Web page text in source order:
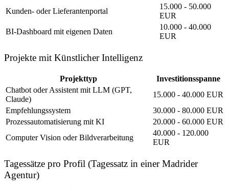
Kunden- oder Lieferantenportal
15.000 - 50.000
EUR
BI-Dashboard mit eigenen Daten
10.000 - 40.000
EUR
Projekte mit Künstlicher Intelligenz
Projekttyp
Investitionsspanne
Chatbot oder Assistent mit LLM (GPT,
Claude)
15.000 - 40.000 EUR
Empfehlungssystem
30.000 - 80.000 EUR
Prozessautomatisierung mit KI
20.000 - 60.000 EUR
Computer Vision oder Bildverarbeitung
40.000 - 120.000
EUR
Tagessätze pro Profil (Tagessatz in einer Madrider
Agentur)